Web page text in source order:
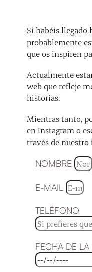
Si habéis llegado
probablemente
que os inspiren
Actualmente
web que refleje
historias.
Mientras tanto,
en Instagram o
través de
NOMBRE
E-MAIL
TELÉFONO
FECHA DE